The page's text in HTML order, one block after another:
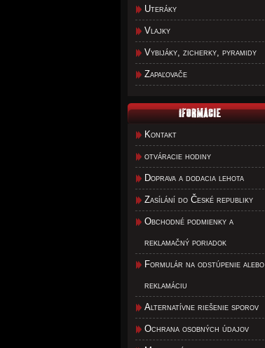
Uteráky
Vlajky
Vybijáky, zicherky, pyramidy
Zapaľovače
Kontakt
otváracie hodiny
Doprava a dodacia lehota
Zasílání do České republiky
Obchodné podmienky a
reklamačný poriadok
Formulár na odstúpenie alebo
reklamáciu
Alternatívne riešenie sporov
Ochrana osobných údajov